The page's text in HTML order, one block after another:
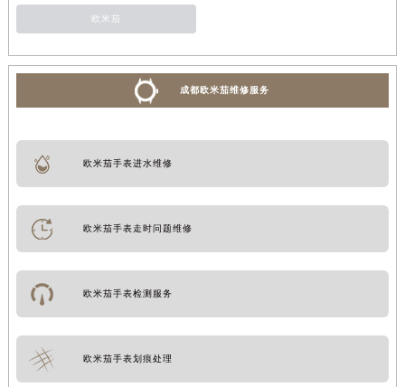
欧米茄
成都欧米茄维修服务
欧米茄手表进水维修
欧米茄手表走时问题维修
欧米茄手表检测服务
欧米茄手表划痕处理